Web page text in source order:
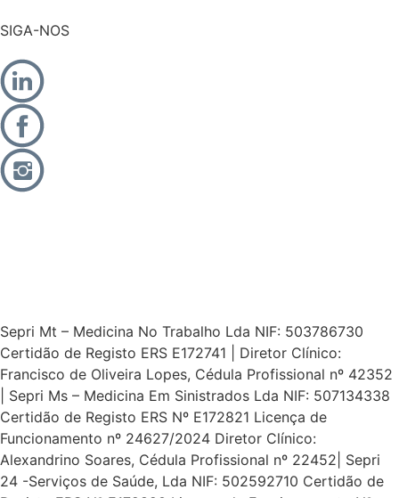
SIGA-NOS
Sepri Mt – Medicina No Trabalho Lda NIF: 503786730
Certidão de Registo ERS E172741 | Diretor Clínico:
Francisco de Oliveira Lopes, Cédula Profissional nº 42352
| Sepri Ms – Medicina Em Sinistrados Lda NIF: 507134338
Certidão de Registo ERS Nº E172821 Licença de
Funcionamento nº 24627/2024 Diretor Clínico:
Alexandrino Soares, Cédula Profissional nº 22452| Sepri
24 -Serviços de Saúde, Lda NIF: 502592710 Certidão de